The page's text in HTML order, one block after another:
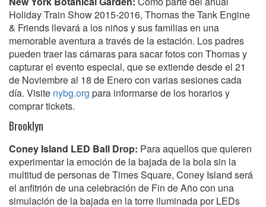
Holiday Train Show 2015-2016, Thomas the Tank Engine
& Friends llevará a los niños y sus familias en una
memorable aventura a través de la estación. Los padres
pueden traer las cámaras para sacar fotos con Thomas y
capturar el evento especial, que se extiende desde el 21
de Noviembre al 18 de Enero con varias sesiones cada
día. Visite nybg.org para informarse de los horarios y
comprar tickets.
Brooklyn
Coney Island LED Ball Drop: Para aquellos que quieren
experimentar la emoción de la bajada de la bola sin la
multitud de personas de Times Square, Coney Island será
el anfitrión de una celebración de Fin de Año con una
simulación de la bajada en la torre iluminada por LEDs